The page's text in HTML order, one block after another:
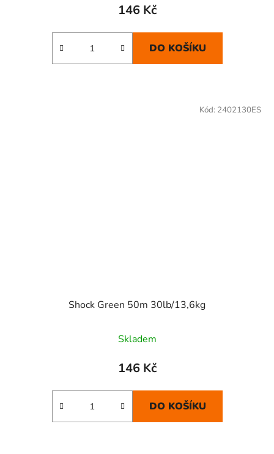
146 Kč
DO KOŠÍKU
Shock Green 50m 30lb/13,6kg
Skladem
146 Kč
DO KOŠÍKU
Kód: 2402130ES